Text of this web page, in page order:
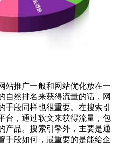
推广一般和网站优化放在一
自然排名来获得流量的话，网
段同样也很重要。在搜索引
台，通过软文来获得流量，包
产品。搜索引擎外，主要是通
手段如何，最重要的是能给企